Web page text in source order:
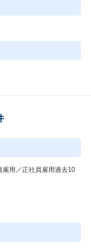
雇用／正社員雇用過去10